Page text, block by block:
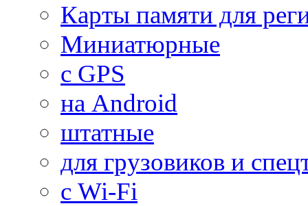
Карты памяти для
Миниатюрные
с GPS
на Android
штатные
для грузовиков и
с Wi-Fi